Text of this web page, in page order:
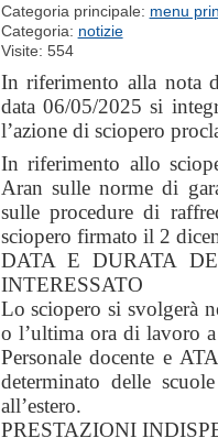
Categoria principale: menu
Categoria: notizie
Visite: 554
In riferimento alla nota
data 06/05/2025 si
l’azione di sciopero
In riferimento allo
Aran sulle norme di
sulle procedure di
sciopero firmato il 2
DATA E DURATA
INTERESSATO
Lo sciopero si svolgerà
o l’ultima ora di lavoro
Personale docente e
determinato delle
all’estero.
PRESTAZIONI